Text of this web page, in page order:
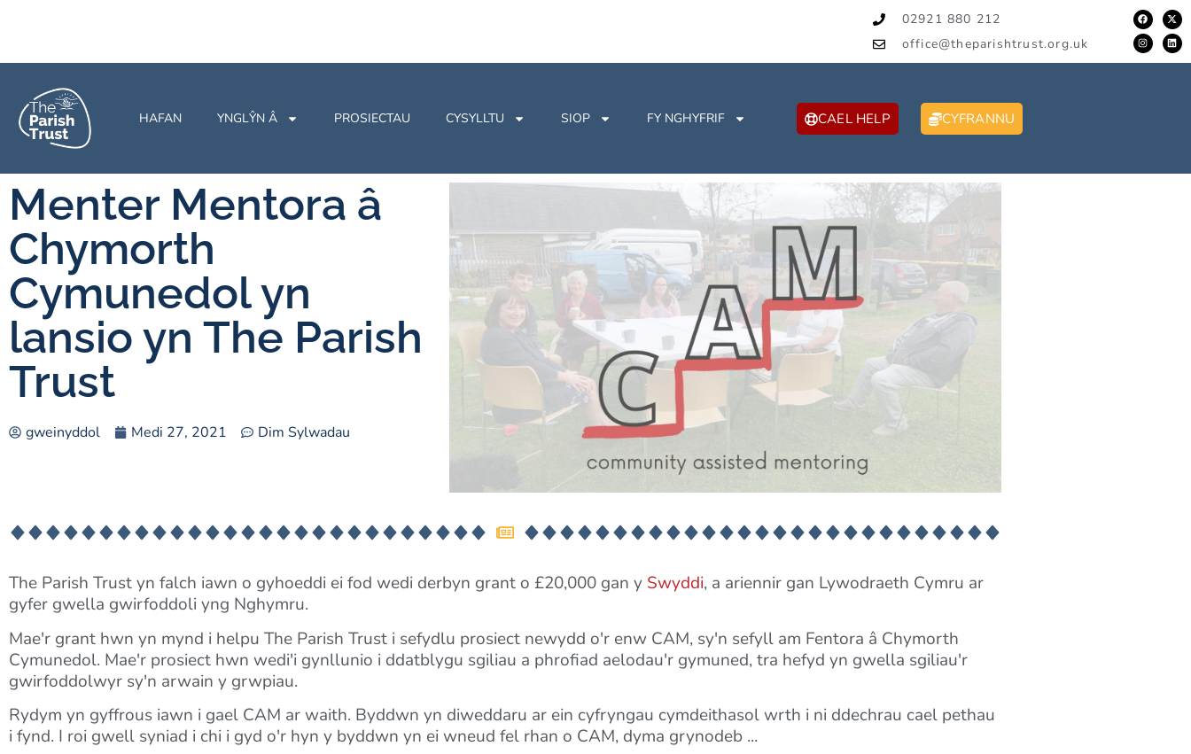
02921 880 212
office@theparishtrust.org.uk
HAFAN YNGLŶN Â PROSIECTAU CYSYLLTU SIOP FY NGHYFRIF CAEL HELP CYFRANNU
Menter Mentora â
Chymorth
Cymunedol yn
lansio yn The Parish
Trust
gweinyddol Medi 27, 2021 Dim Sylwadau
The Parish Trust yn falch iawn o gyhoeddi ei fod wedi derbyn grant o £20,000 gan y Swyddi, a ariennir gan Lywodraeth Cymru ar
gyfer gwella gwirfoddoli yng Nghymru.
Mae'r grant hwn yn mynd i helpu The Parish Trust i sefydlu prosiect newydd o'r enw CAM, sy'n sefyll am Fentora â Chymorth
Cymunedol. Mae'r prosiect hwn wedi'i gynllunio i ddatblygu sgiliau a phrofiad aelodau'r gymuned, tra hefyd yn gwella sgiliau'r
gwirfoddolwyr sy'n arwain y grwpiau.
Rydym yn gyffrous iawn i gael CAM ar waith. Byddwn yn diweddaru ar ein cyfryngau cymdeithasol wrth i ni ddechrau cael pethau
i fynd. I roi gwell syniad i chi i gyd o'r hyn y byddwn yn ei wneud fel rhan o CAM, dyma grynodeb ...